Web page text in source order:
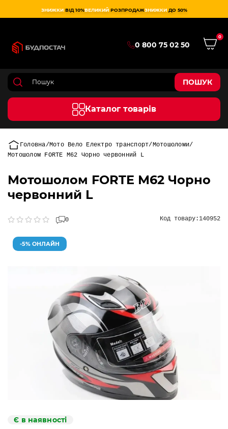
ЗНИЖКИ ВІД 10%ВЕЛИКИЙ РОЗПРОДАЖЗНИЖКИ ДО 50%
0 800 75 02 50
0
ПОШУК
Каталог товарів
Головна Мото Вело Електро транспорт Мотошоломи
Мотошолом FORTE М62 Чорно червонний L
Мотошолом FORTE М62 Чорно
червонний L
0 Код товару:140952
-5% ОНЛАЙН
Є в наявності